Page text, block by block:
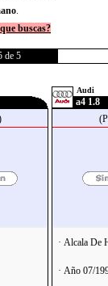
.
buscas?
de 5
Audi
a4 1.8
· Alcala De
· Año 07/